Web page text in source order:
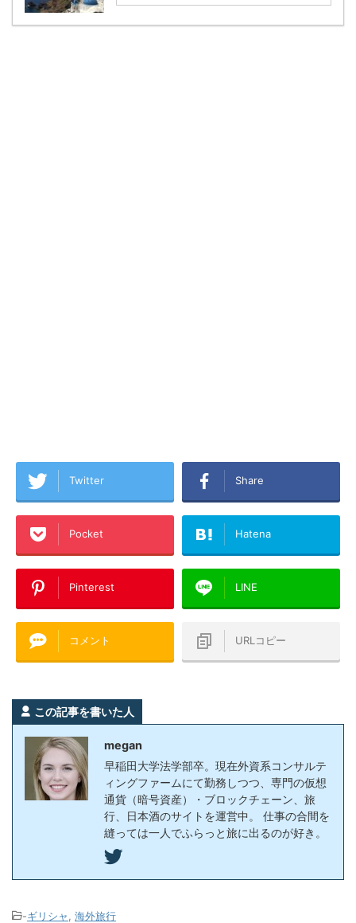
Twitter Share
Pocket Hatena
Pinterest LINE
コメント URLコピー
この記事を書いた人
megan
早稲田大学法学部卒。現在外資系コンサルテ
ィングファームにて勤務しつつ、専門の仮想
通貨（暗号資産）・ブロックチェーン、旅
行、日本酒のサイトを運営中。 仕事の合間を
縫っては一人でふらっと旅に出るのが好き。
-ギリシャ 海外旅行